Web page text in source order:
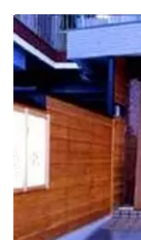
ない場所だからこそ、星空